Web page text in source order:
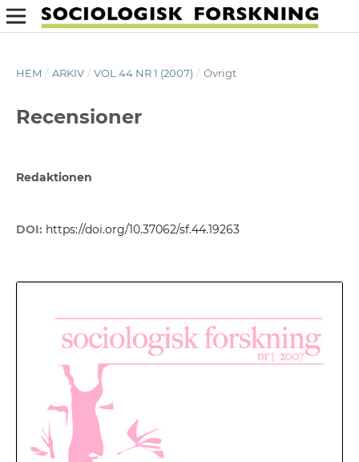
HEM / ARKIV / VOL 44 NR 1 (2007) / Övrigt
Recensioner
Redaktionen
DOI: https://doi.org/10.37062/sf.44.19263